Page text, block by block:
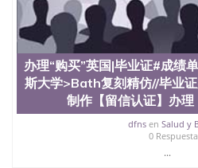
办理“购买”英国|毕业证#成绩
斯大学>Bath复刻精仿//毕业
制作【留信认证】办
dfnsen Salud y
0
...